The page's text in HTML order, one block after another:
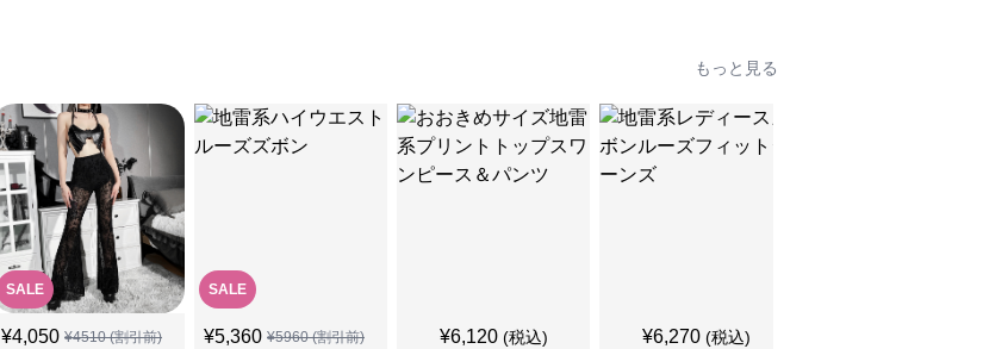
もっと見る
SALE
¥4,050 ¥4510(割引前)
SALE
¥5,360 ¥5960(割引前) ¥6,120 (税込) ¥6,270 (税込)